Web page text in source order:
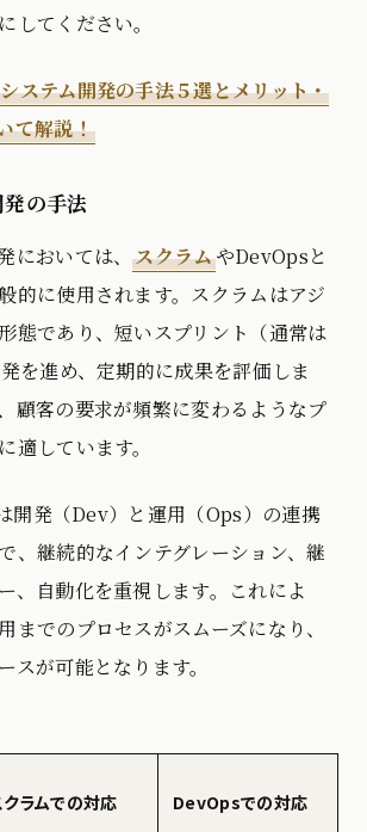
してください。
ステム開発の手法５選とメリット・
て解説！
の手法
においては、スクラムやDevOpsと
的に使用されます。スクラムはアジ
態であり、短いスプリント（通常は
を進め、定期的に成果を評価しま
顧客の要求が頻繁に変わるようなプ
適しています。
開発（Dev）と運用（Ops）の連携
、継続的なインテグレーション、継
、自動化を重視します。これによ
までのプロセスがスムーズになり、
スが可能となります。
クラムでの対応 DevOpsでの対応